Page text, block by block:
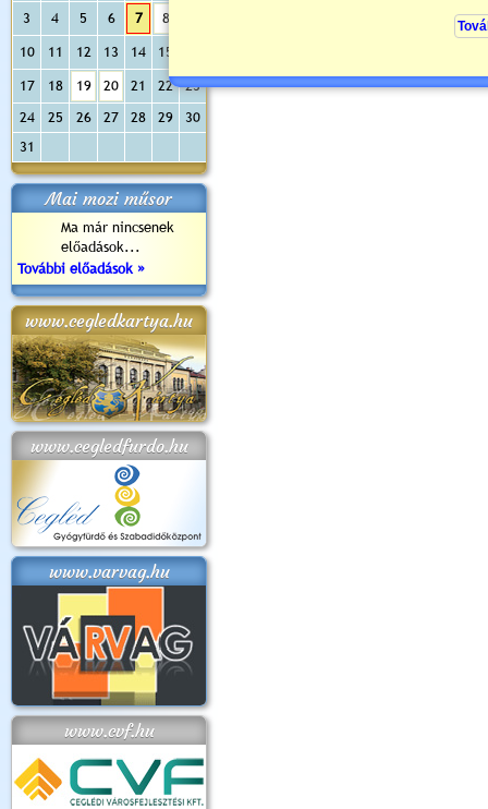
3
4 5 6 7 8
10 11 12 13 14 15
17 18 19 20 21 22
23
24
25 26 27 28 29
30
31
Mai mozi műsor
Ma már nincsenek
előadások...
További előadások »
www.cegledkartya.hu
www.cegledfurdo.hu
www.varvag.hu
www.cvf.hu